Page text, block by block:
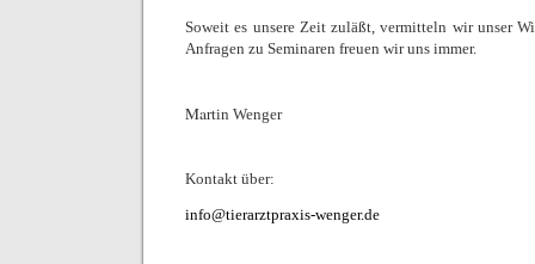
Soweit es unsere Zeit zuläßt, vermitteln wir unser
Anfragen zu Seminaren freuen wir uns immer.
Martin Wenger
Kontakt über:
info@tierarztpraxis-wenger.de